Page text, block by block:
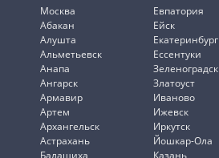
Москва
Абакан
Алушта
Альметьевск
Анапа
Ангарск
Армавир
Артем
Архангельск
Астрахань
Балашиха
Евпатория
Ейск
Екатеринбург
Ессентуки
Зеленоградск
Златоуст
Иваново
Ижевск
Иркутск
Йошкар-Ола
Казань